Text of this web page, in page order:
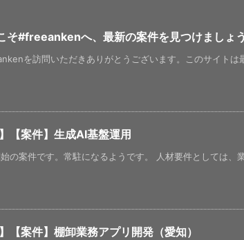
そ#freeankenへ、最新の案件を見つけましょう
を訪問いただきありがとうございます。このサイトは
】【案件】生成AI基盤運用
の案件です。常駐になるようです。 人材要件としては、
】【案件】棚卸業務アプリ開発（愛知）